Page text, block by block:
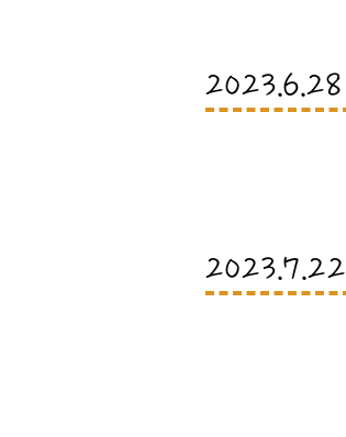
​2023.6.28
​2023.7.22